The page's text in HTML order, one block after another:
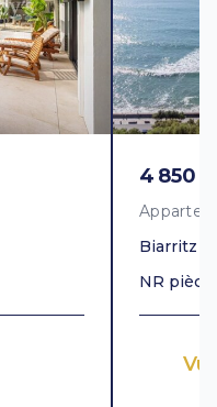
4 850
Biarritz
NR pièce